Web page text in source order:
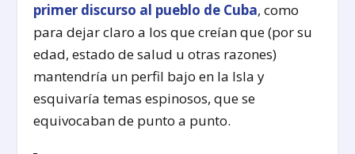
primer discurso al pueblo de Cuba, como
para dejar claro a los que creían que (por su
edad, estado de salud u otras razones)
mantendría un perfil bajo en la Isla y
esquivaría temas espinosos, que se
equivocaban de punto a punto.